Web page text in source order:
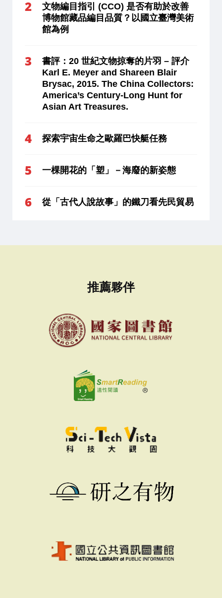
文物編目指引 (CCO) 是否有助於改善
博物館藏品編目品質？以國立臺灣美術
館為例
書評：20 世紀文物掠奪的片羽 – 評介
Karl E. Meyer and Shareen Blair
Brysac, 2015. The China Collectors:
America’s Century-Long Hunt for
Asian Art Treasures.
探索宇宙生命之歐羅巴快艇任務
一棵開花的「塑」－海廢的新姿態
從「古代人說故事」的鐵刀看先民貿易
推薦夥伴